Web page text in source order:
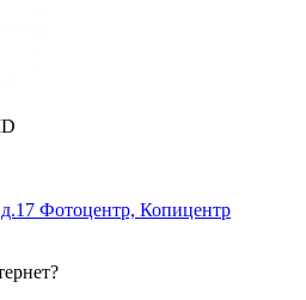
Фотоцентр, Копицентр